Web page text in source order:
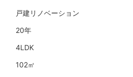
戸建リノベーション
20年
4LDK
102㎡